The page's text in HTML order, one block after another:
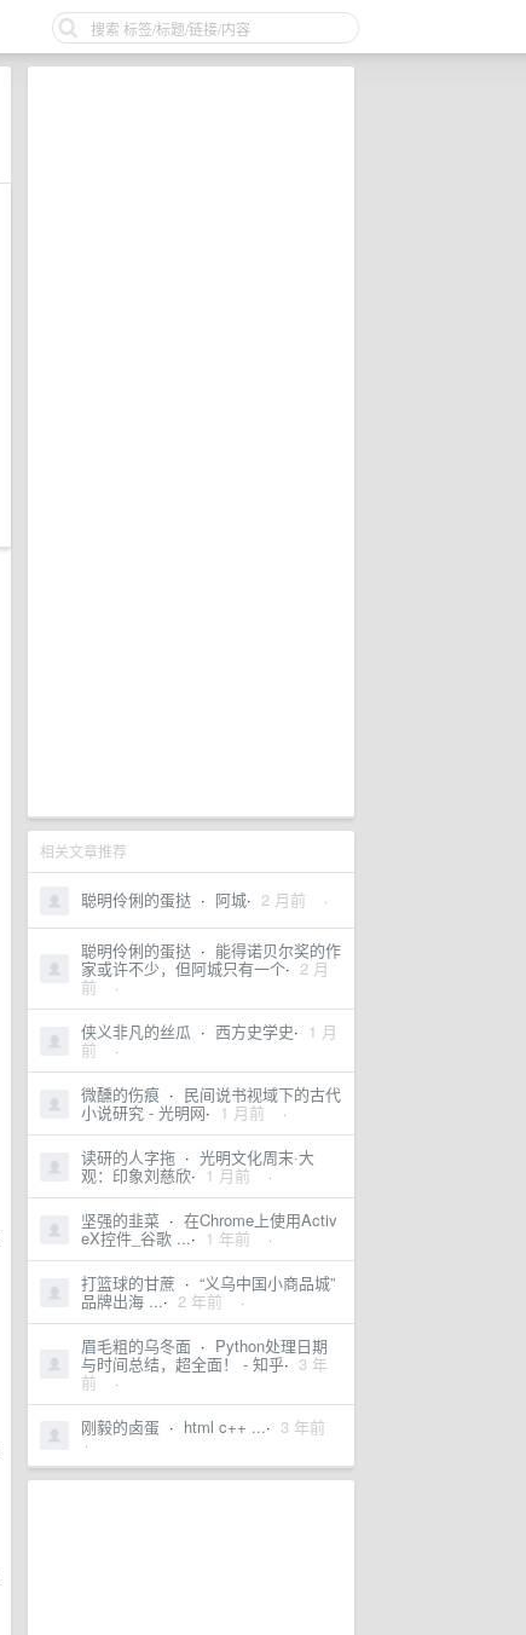
相关文章推荐
聪明伶俐的蛋挞 · 阿城· 2 月前 ·
聪明伶俐的蛋挞 · 能得诺贝尔奖的作
家或许不少，但阿城只有一个· 2 月
前 ·
侠义非凡的丝瓜 · 西方史学史· 1 月
前 ·
微醺的伤痕 · 民间说书视域下的古代
小说研究 - 光明网· 1 月前 ·
读研的人字拖 · 光明文化周末·大
观：印象刘慈欣· 1 月前 ·
坚强的韭菜 · 在Chrome上使用Activ
eX控件_谷歌 ...· 1 年前 ·
打篮球的甘蔗 · “义乌中国小商品城”
品牌出海 ...· 2 年前 ·
眉毛粗的乌冬面 · Python处理日期
与时间总结，超全面！ - 知乎· 3 年
前 ·
刚毅的卤蛋 · html c++ ...· 3 年前
·